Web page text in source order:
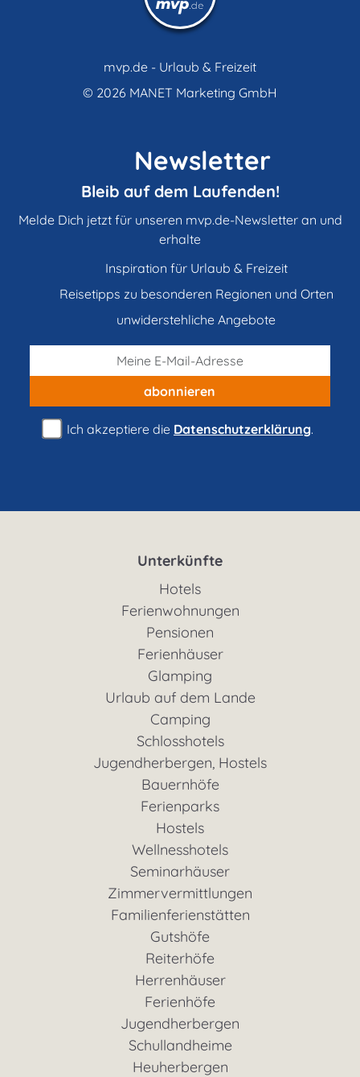
mvp.de - Urlaub & Freizeit
© 2026 MANET Marketing GmbH
Newsletter
Bleib auf dem Laufenden!
Melde Dich jetzt für unseren mvp.de-Newsletter an und
erhalte
Inspiration für Urlaub & Freizeit
Reisetipps zu besonderen Regionen und Orten
unwiderstehliche Angebote
abonnieren
Ich akzeptiere die Datenschutzerklärung.
Unterkünfte
Hotels
Ferienwohnungen
Pensionen
Ferienhäuser
Glamping
Urlaub auf dem Lande
Camping
Schlosshotels
Jugendherbergen, Hostels
Bauernhöfe
Ferienparks
Hostels
Wellnesshotels
Seminarhäuser
Zimmervermittlungen
Familienferienstätten
Gutshöfe
Reiterhöfe
Herrenhäuser
Ferienhöfe
Jugendherbergen
Schullandheime
Heuherbergen